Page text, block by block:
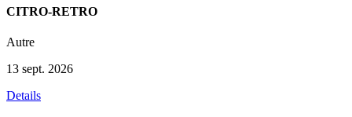
CITRO-RETRO
Autre
13 sept. 2026
Details